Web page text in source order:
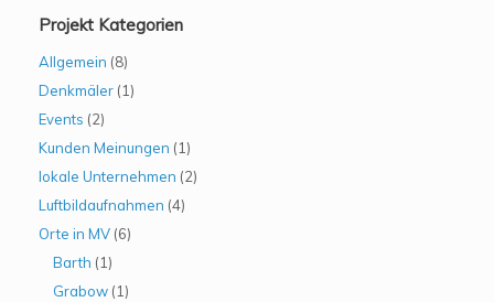
Projekt Kategorien
Allgemein (8)
Denkmäler (1)
Events (2)
Kunden Meinungen (1)
lokale Unternehmen (2)
Luftbildaufnahmen (4)
Orte in MV (6)
Barth (1)
Grabow (1)